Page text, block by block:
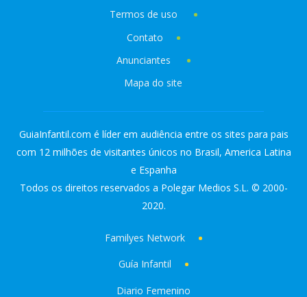
Termos de uso
Contato
Anunciantes
Mapa do site
GuiaInfantil.com é líder em audiência entre os sites para pais
com 12 milhões de visitantes únicos no Brasil, America Latina
e Espanha
Todos os direitos reservados a Polegar Medios S.L. © 2000-
2020.
Familyes Network
Guía Infantil
Diario Femenino